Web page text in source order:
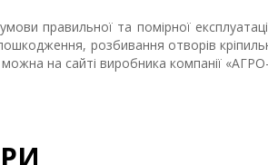
правильної та помірної
розбивання отворів
на сайті виробника компанії